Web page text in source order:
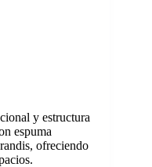
y estructura
espuma
ofreciendo